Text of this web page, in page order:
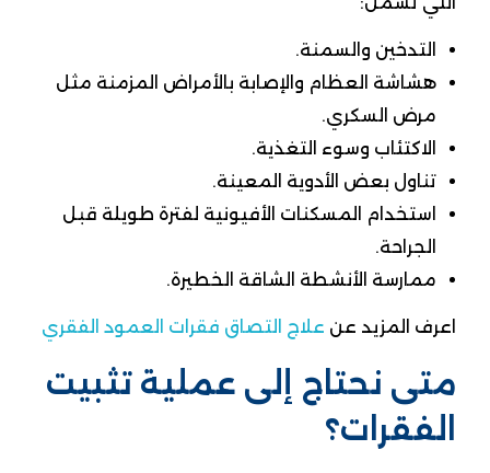
التدخين والسمنة.
هشاشة العظام والإصابة بالأمراض المزمنة مثل
مرض السكري.
الاكتئاب وسوء التغذية.
تناول بعض الأدوية المعينة.
استخدام المسكنات الأفيونية لفترة طويلة قبل
الجراحة.
ممارسة الأنشطة الشاقة الخطيرة.
اعرف المزيد عن علاج التصاق فقرات العمود الفقري
متى نحتاج إلى عملية تثبيت
الفقرات؟